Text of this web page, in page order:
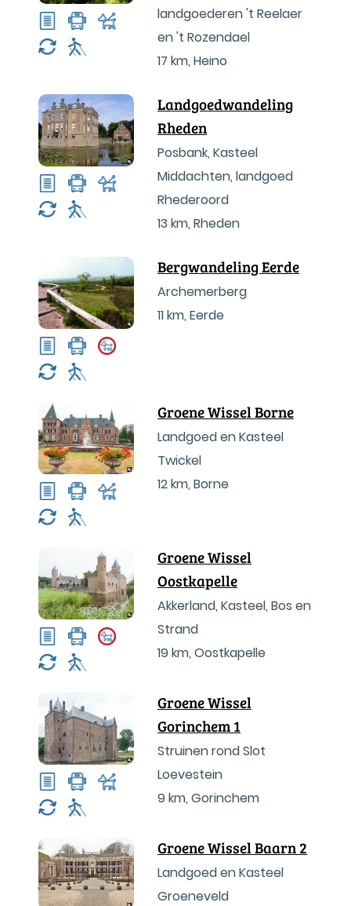
landgoederen 't Reelaer
en 't Rozendael
17 km, Heino
Landgoedwandeling
Rheden
Posbank, Kasteel
Middachten, landgoed
Rhederoord
13 km, Rheden
Bergwandeling Eerde
Archemerberg
11 km, Eerde
Groene Wissel Borne
Landgoed en Kasteel
Twickel
12 km, Borne
Groene Wissel
Oostkapelle
Akkerland, Kasteel, Bos en
Strand
19 km, Oostkapelle
Groene Wissel
Gorinchem 1
Struinen rond Slot
Loevestein
9 km, Gorinchem
Groene Wissel Baarn 2
Landgoed en Kasteel
Groeneveld